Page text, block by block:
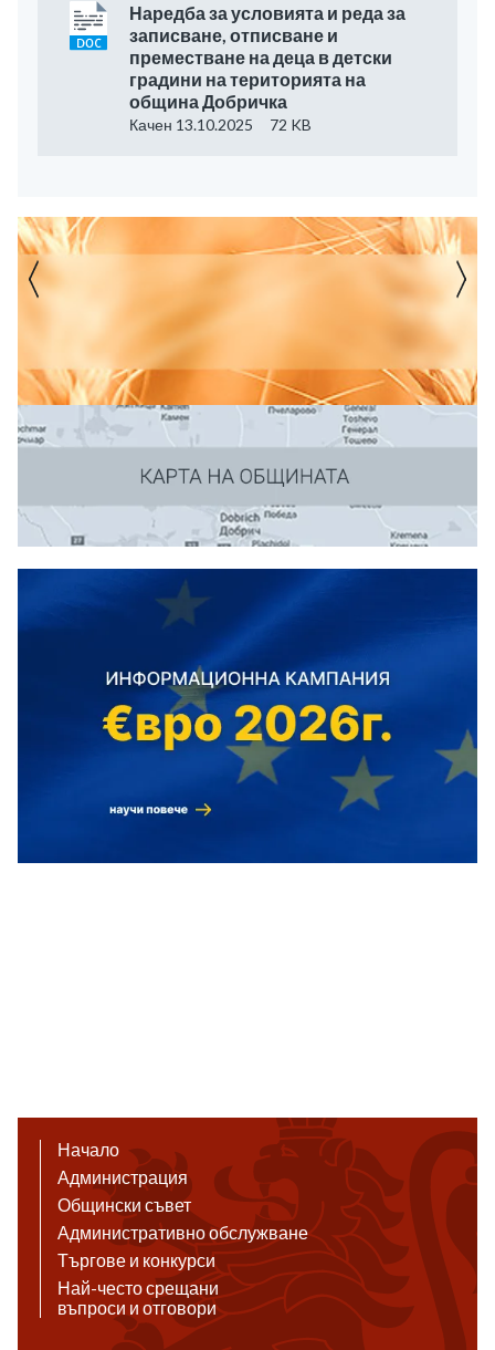
Наредба за условията и реда за
записване, отписване и
преместване на деца в детски
градини на територията на
община Добричка
Качен 13.10.2025 72 KB
Начало
Администрация
Общински съвет
Административно обслужване
Търгове и конкурси
Най-често срещани
въпроси и отговори